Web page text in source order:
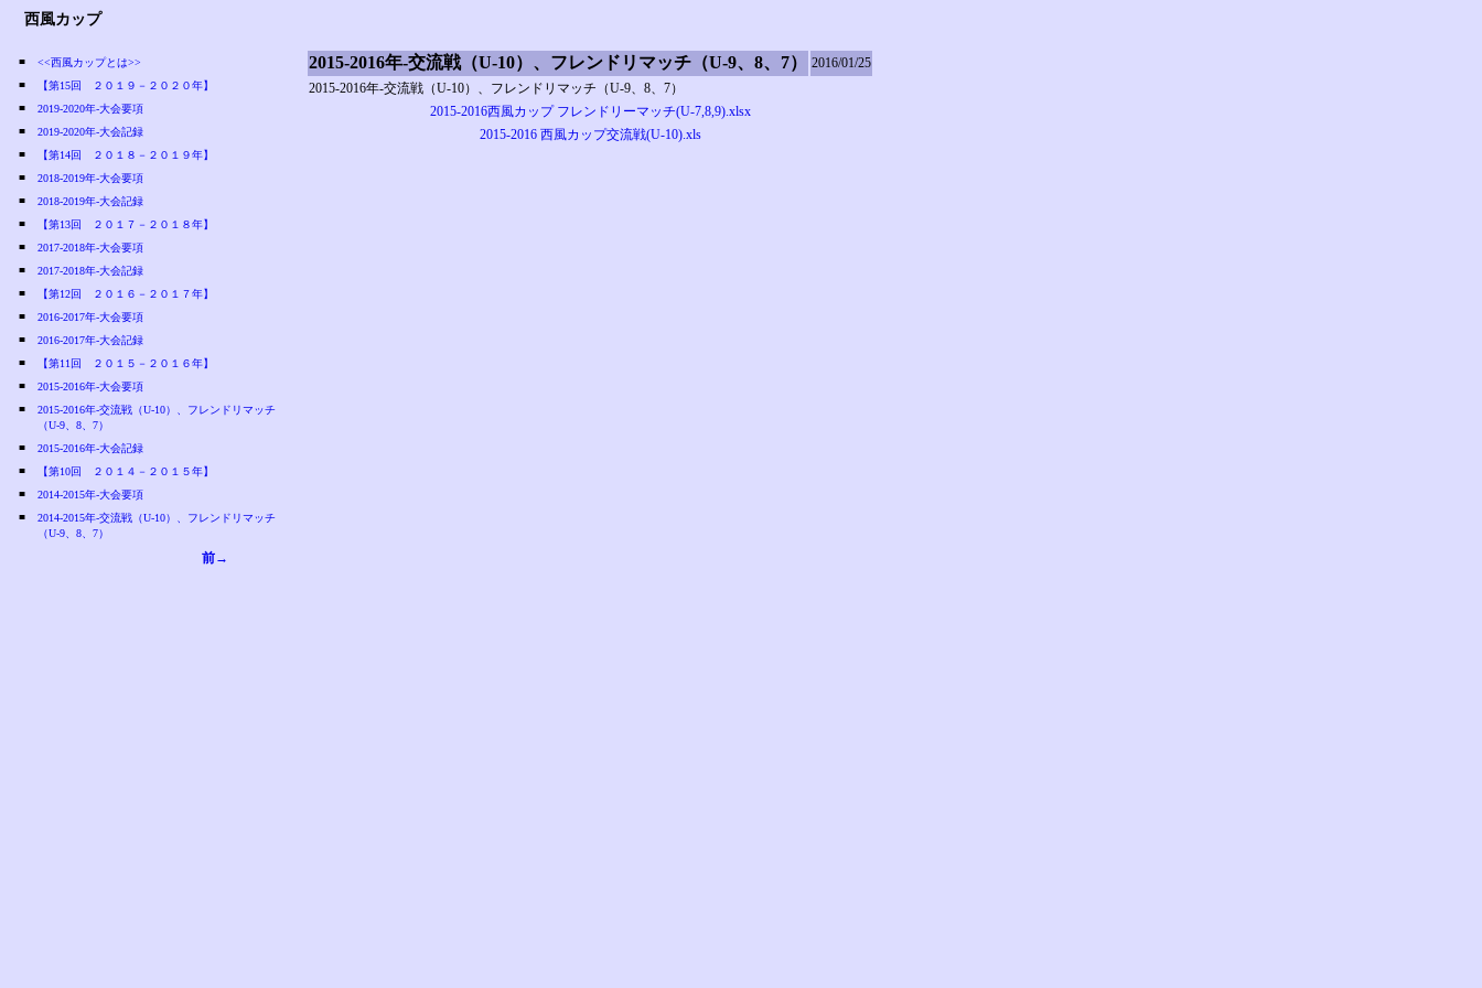
西風カップ
■
<<西風カップとは>>
■
【第15回 ２０１９－２０２０年】
■
2019-2020年-大会要項
■
2019-2020年-大会記録
■
【第14回 ２０１８－２０１９年】
■
2018-2019年-大会要項
■
2018-2019年-大会記録
■
【第13回 ２０１７－２０１８年】
■
2017-2018年-大会要項
■
2017-2018年-大会記録
■
【第12回 ２０１６－２０１７年】
■
2016-2017年-大会要項
■
2016-2017年-大会記録
■
【第11回 ２０１５－２０１６年】
■
2015-2016年-大会要項
■
2015-2016年-交流戦（U-10）、フレンドリマッチ
（U-9、8、7）
■
2015-2016年-大会記録
■
【第10回 ２０１４－２０１５年】
■
2014-2015年-大会要項
■
2014-2015年-交流戦（U-10）、フレンドリマッチ
（U-9、8、7）
前→
2015-2016年-交流戦（U-10）、フレンドリマッチ（U-9、8、7）
2016/01/25
2015-2016年-交流戦（U-10）、フレンドリマッチ（U-9、8、7）
2015-2016西風カップ フレンドリーマッチ(U-7,8,9).xlsx
2015-2016 西風カップ交流戦(U-10).xls